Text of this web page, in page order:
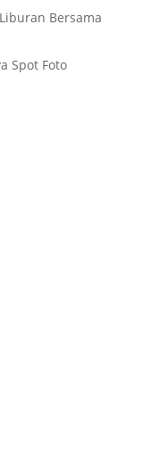
Bersama
Spot Foto